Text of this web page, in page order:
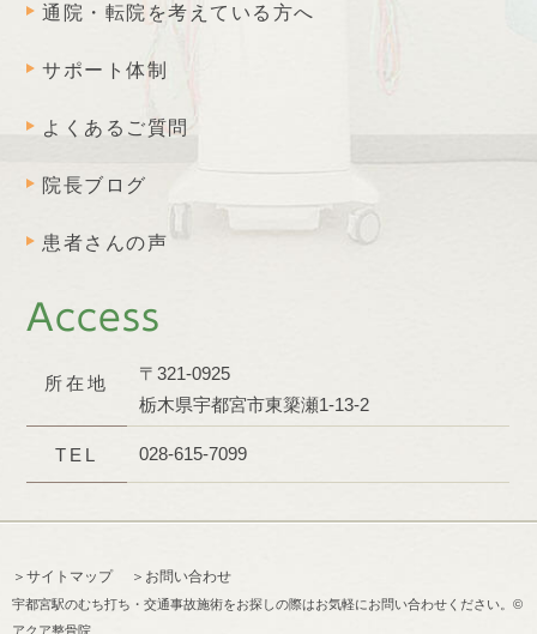
通院・転院を考えている方へ
サポート体制
よくあるご質問
院長ブログ
患者さんの声
Access
所在地
〒321-0925
栃木県宇都宮市東簗瀬1-13-2
TEL 028-615-7099
＞サイトマップ ＞お問い合わせ
宇都宮駅のむち打ち・交通事故施術をお探しの際はお気軽にお問い合わせください。©
アクア整骨院